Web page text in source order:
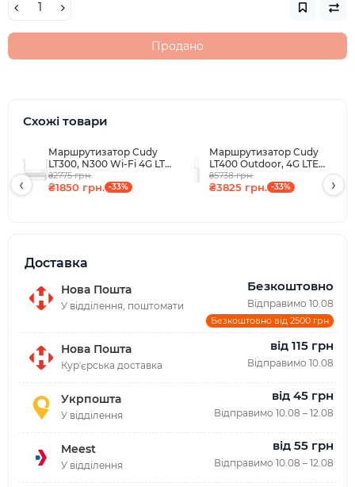
Продано
Схожі товари
Маршрутизатор Cudy
LT300, N300 Wi-Fi 4G LTE
Cat4 Mini Router
₴2775 грн.
₴1850 грн. -33%
Маршрутизатор Cudy
LT400 Outdoor, 4G LTE
Cat 4 N300 Wi-Fi Router
₴5738 грн.
₴3825 грн. -33%
‹ ›
Доставка
Нова Пошта
У відділення, поштомати
Безкоштовно
Відправимо 10.08
Безкоштовно від 2500 грн
Нова Пошта
Курʼєрська доставка
від 115 грн
Відправимо 10.08
Укрпошта
У відділення
від 45 грн
Відправимо 10.08 – 12.08
Meest
У відділення
від 55 грн
Відправимо 10.08 – 12.08